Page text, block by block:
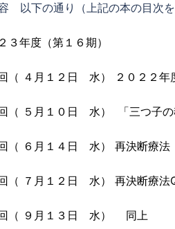
以下の通り（上記の本の目次を
３年度（第１６期）
（ ４月１２日 水） ２０２２年
（ ５月１０日 水） 「三つ子の
（ ６月１４日 水） 再決断療法
（ ７月１２日 水） 再決断療
（ ９月１３日 水） 同上